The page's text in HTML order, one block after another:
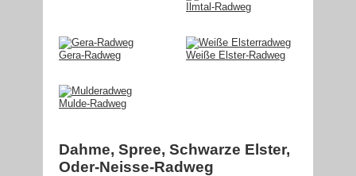
Ilmtal-Radweg
Gera-Radweg Weiße Elster-Radweg
Mulde-Radweg
Dahme, Spree, Schwarze Elster,
Oder-Neisse-Radweg